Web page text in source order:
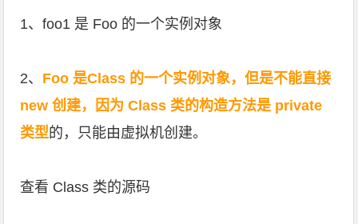
1、foo1 是 Foo 的一个实例对象
2、 Foo 是Class 的一个实例对象，但是不能直接
new 创建，因为 Class 类的构造方法是 private
类型的，只能由虚拟机创建。
查看 Class 类的源码